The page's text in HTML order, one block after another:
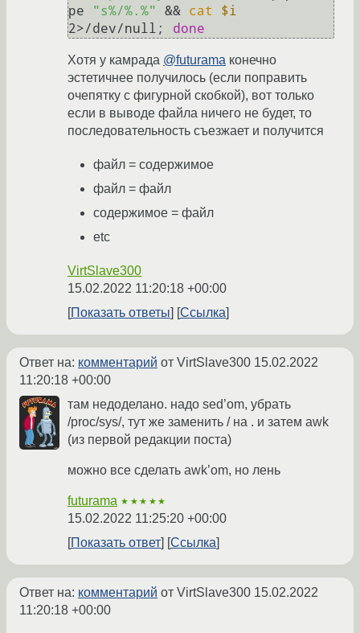
pe
"s%/%.%" && cat
$i
2>/dev/null; done
Хотя у камрада @futurama конечно
эстетичнее получилось (если поправить
очепятку c фигурной скобкой), вот только
если в выводе файла ничего не будет, то
последовательность съезжает и получится
файл = содержимое
файл = файл
содержимое = файл
etc
VirtSlave300
15.02.2022 11:20:18 +00:00
Показать ответы
Ссылка
Ответ на: комментарий от VirtSlave300 15.02.2022
11:20:18 +00:00
там недоделано. надо sed’om, убрать
/proc/sys/, тут же заменить / на . и затем awk
(из первой редакции поста)
можно все сделать awk’om, но лень
futurama ★★★★★
15.02.2022 11:25:20 +00:00
Показать ответ
Ссылка
Ответ на: комментарий от VirtSlave300 15.02.2022
11:20:18 +00:00